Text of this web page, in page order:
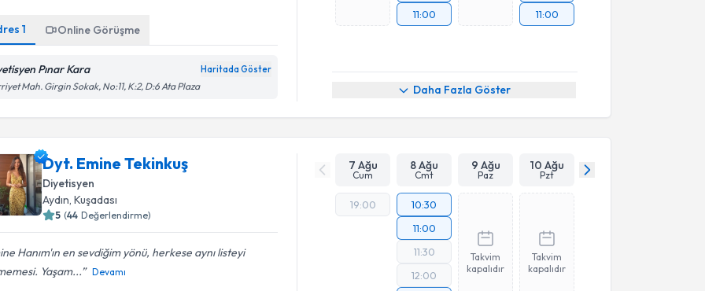
1 Online Görüşme
Pınar Kara Haritada Göster
Mah. Girgin Sokak, No:11, K:2, D:6 Ata Plaza
11:00
11:00
Daha Fazla Göster
Dyt. Emine Tekinkuş
Diyetisyen
Aydın , Kuşadası
5 (44 Değerlendirme)
Hanım'ın en sevdiğim yönü, herkese aynı listeyi
Yaşam...
Devamı
7 Ağu
Cum
8 Ağu
Cmt
9 Ağu
Paz
10 Ağu
Pzt
19:00
10:30
11:00
11:30
12:00
Takvim
kapalıdır
Takvim
kapalıdır